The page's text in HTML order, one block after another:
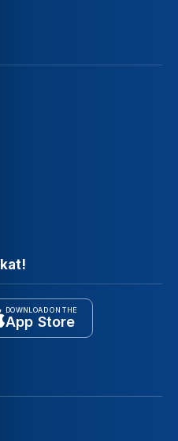
DOWNLOAD ON THE
App Store